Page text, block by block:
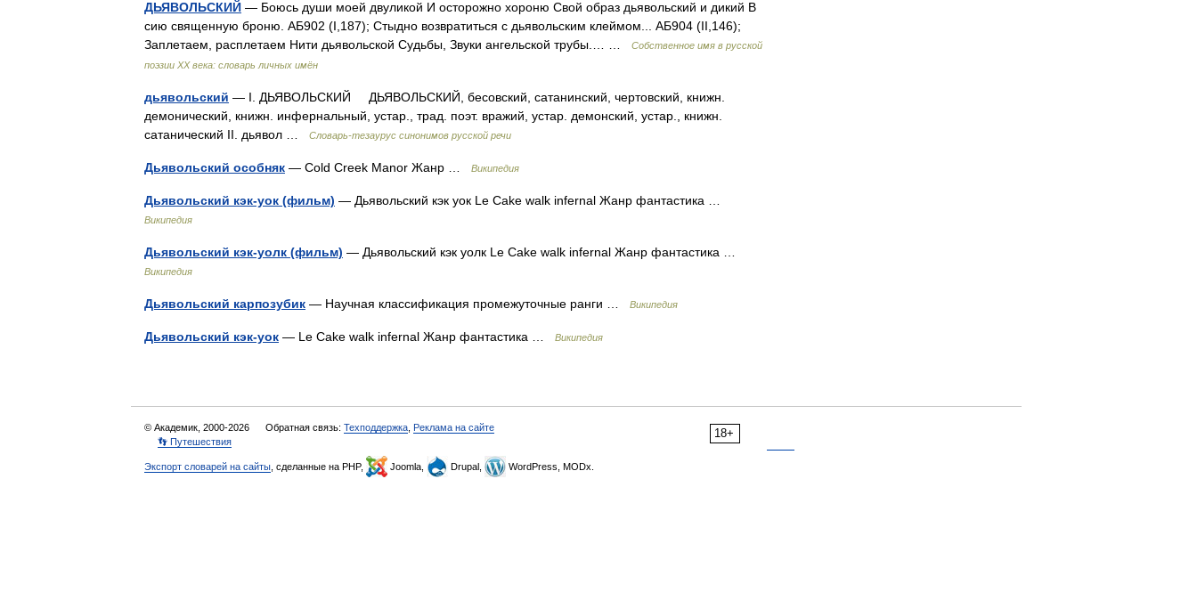
ДЬЯВОЛЬСКИЙ — Боюсь души моей двуликой И осторожно хороню Свой образ дьявольский и дикий В
сию священную броню. АБ902 (I,187); Стыдно возвратиться с дьявольским клеймом... АБ904 (II,146);
Заплетаем, расплетаем Нити дьявольской Судьбы, Звуки ангельской трубы.… …
Собственное имя в русской
поэзии XX века: словарь личных имён
дьявольский — I. ДЬЯВОЛЬСКИЙ ДЬЯВОЛЬСКИЙ, бесовский, сатанинский, чертовский, книжн.
демонический, книжн. инфернальный, устар., трад. поэт. вражий, устар. демонский, устар., книжн.
сатанический II. дьявол …
Словарь-тезаурус синонимов русской речи
Дьявольский особняк — Cold Creek Manor Жанр … Википедия
Дьявольский кэк-уок (фильм) — Дьявольский кэк уок Le Cake walk infernal Жанр фантастика …
Википедия
Дьявольский кэк-уолк (фильм) — Дьявольский кэк уолк Le Cake walk infernal Жанр фантастика …
Википедия
Дьявольский карпозубик — Научная классификация промежуточные ранги … Википедия
Дьявольский кэк-уок — Le Cake walk infernal Жанр фантастика … Википедия
18+
© Академик, 2000-2026 Обратная связь: Техподдержка Реклама на сайте
👣 Путешествия
Экспорт словарей на сайты , сделанные на PHP, Joomla, Drupal, WordPress, MODx.